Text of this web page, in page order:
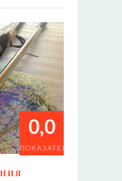
0,0
ПОКАЗАТЕЛИ